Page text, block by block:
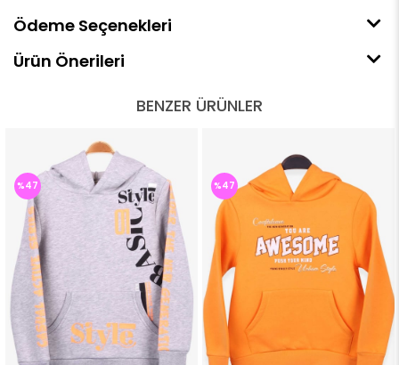
Ödeme Seçenekleri
Ürün Önerileri
BENZER ÜRÜNLER
%47 %47